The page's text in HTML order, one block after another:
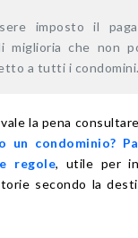
imposto il
miglioria che non
a tutti i
la pena
un condominio?
regole, utile per
secondo la